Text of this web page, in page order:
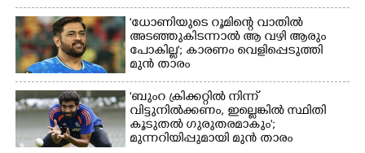
'ധോണിയുടെ റൂമിന്റെ വാതിൽ
അടഞ്ഞുകിടന്നാൽ ആ വഴി ആരും
പോകില്ല'; കാരണം വെളിപ്പെടുത്തി
മുൻ താരം
'ബുംറ ക്രിക്കറ്റിൽ നിന്ന്
വിട്ടുനിൽക്കണം, ഇല്ലെങ്കിൽ സ്ഥിതി
കൂടുതൽ ഗുരുതരമാകും';
മുന്നറിയിപ്പുമായി മുൻ താരം